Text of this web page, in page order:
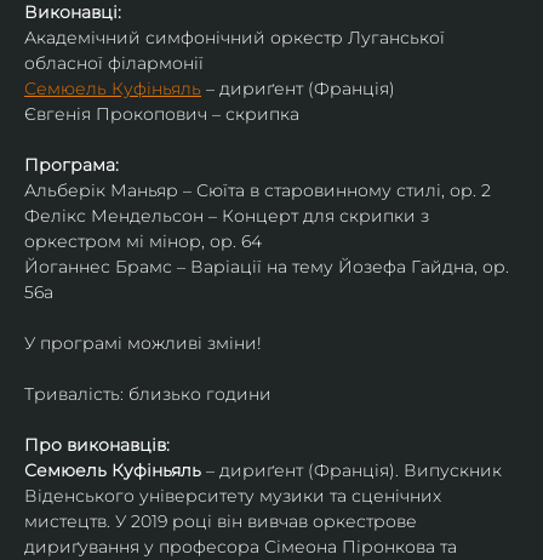
Виконавці:
Академічний симфонічний оркестр Луганської
обласної філармонії
Семюель Куфіньяль – дириґент (Франція)
Євгенія Прокопович – скрипка
Програма:
Альберік Маньяр – Сюїта в старовинному стилі, ор. 2
Фелікс Мендельсон – Концерт для скрипки з
оркестром мі мінор, ор. 64
Йоганнес Брамс – Варіації на тему Йозефа Гайдна, ор.
56a
У програмі можливі зміни!
Тривалість: близько години
Про виконавців:
Семюель Куфіньяль – дириґент (Франція). Випускник
Віденського університету музики та сценічних
мистецтв. У 2019 році він вивчав оркестрове
дириґування у професора Сімеона Піронкова та